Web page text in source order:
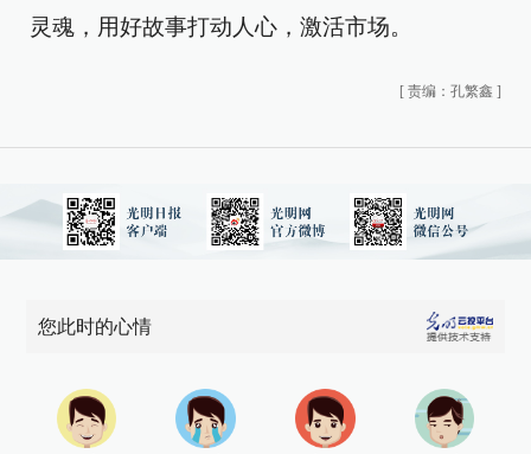
灵魂，用好故事打动人心，激活市场。
[ 责编：孔繁鑫 ]
您此时的心情